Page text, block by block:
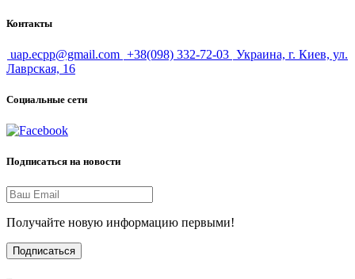
Контакты
uap.ecpp@gmail.com +38(098) 332-72-03 Украина, г. Киев, ул.
Лаврская, 16
Социальные сети
Подписаться на новости
Получайте новую информацию первыми!
Подписаться